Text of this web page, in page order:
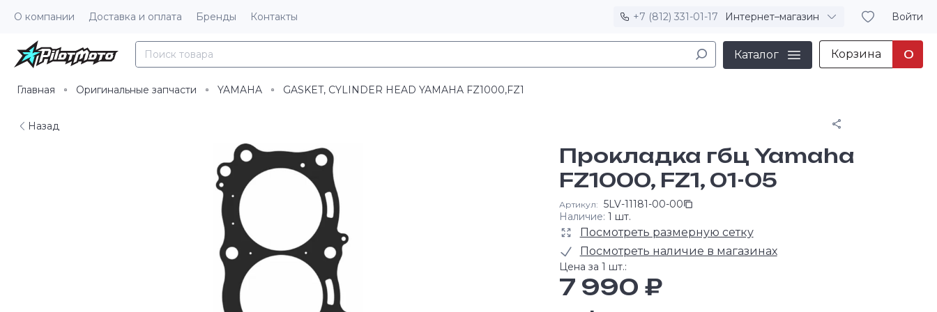
О компании Доставка и оплата Бренды Контакты +7 (812) 331-01-17 Интернет–магазин Войти
Каталог Корзина 0
Главная Оригинальные запчасти YAMAHA GASKET, CYLINDER HEAD YAMAHA FZ1000,FZ1
Назад
Прокладка гбц Yamaha
FZ1000, FZ1, 01-05
Артикул: 5LV-11181-00-00
Наличие: 1 шт.
Посмотреть размерную сетку
Посмотреть наличие в магазинах
Цена за 1 шт.:
7 990 ₽